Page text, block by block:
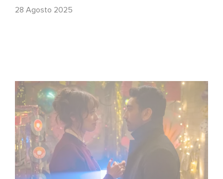
28 Agosto 2025
Una nueva serie protagonizada por Aimee Lou Wood
llegará pronto a la BBC.